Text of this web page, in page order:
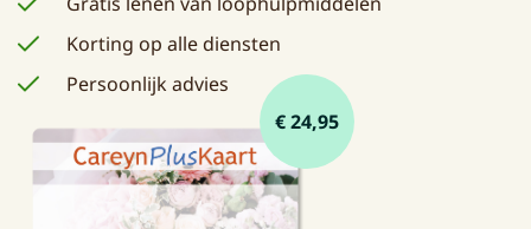
Korting op alle diensten
Persoonlijk advies
€ 24,95